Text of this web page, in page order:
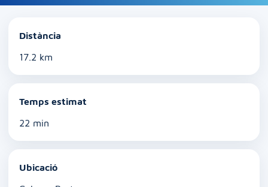
Distància
17.2 km
Temps estimat
22 min
Ubicació